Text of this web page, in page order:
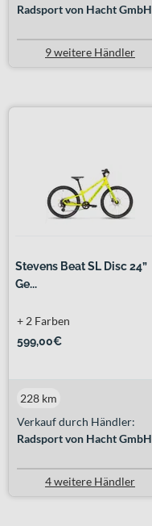
Radsport von Hacht GmbH
9 weitere Händler
Stevens Beat SL Disc 24”
Ge...
599,00€
+ 2 Farben
Verkauf durch Händler:
Radsport von Hacht GmbH
228 km
4 weitere Händler